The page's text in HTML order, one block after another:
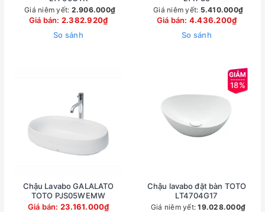
Giá niêm yết: 2.906.000₫
Giá bán: 2.382.920₫
So sánh
Giá niêm yết: 5.410.000₫
Giá bán: 4.436.200₫
So sánh
Chậu Lavabo GALALATO
TOTO PJS05WEMW
Giá bán: 23.161.000₫
18%
Chậu lavabo đặt bàn TOTO
LT4704G17
Giá niêm yết:19.028.000₫